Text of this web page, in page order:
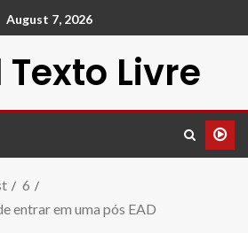
August 7, 2026
Livre
6
entrar em uma pós EAD